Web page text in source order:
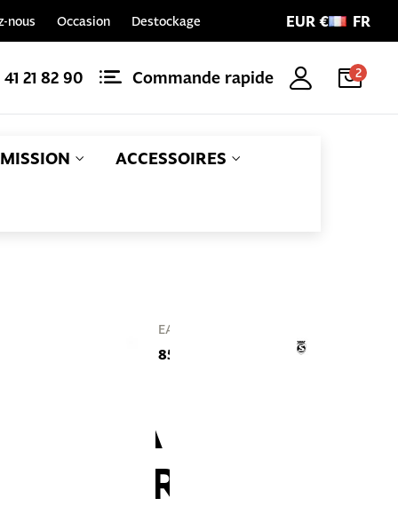
nous Occasion Destockage EUR € FR
41 21 82 90 Commande rapide 2
ACCESSOIRES
EAN
853740005756
SILCA TIRE
LEVERS